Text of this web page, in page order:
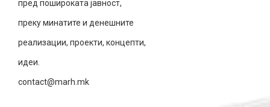
пред пошироката јавност,
преку минатите и денешните
реализации, проекти, концепти,
идеи.
contact@marh.mk